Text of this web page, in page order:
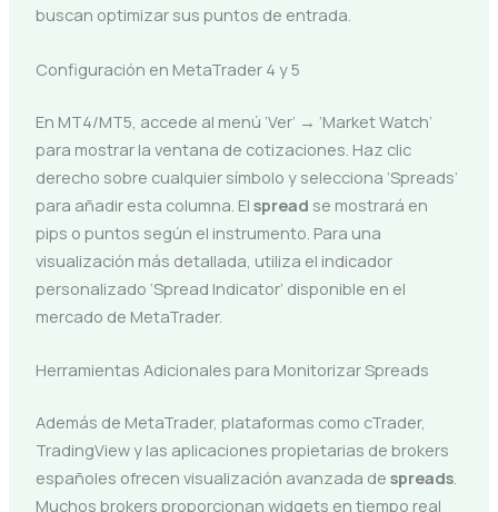
buscan optimizar sus puntos de entrada.
Configuración en MetaTrader 4 y 5
En MT4/MT5, accede al menú ‘Ver’ → ‘Market Watch’
para mostrar la ventana de cotizaciones. Haz clic
derecho sobre cualquier símbolo y selecciona ‘Spreads’
para añadir esta columna. El spread se mostrará en
pips o puntos según el instrumento. Para una
visualización más detallada, utiliza el indicador
personalizado ‘Spread Indicator’ disponible en el
mercado de MetaTrader.
Herramientas Adicionales para Monitorizar Spreads
Además de MetaTrader, plataformas como cTrader,
TradingView y las aplicaciones propietarias de brokers
españoles ofrecen visualización avanzada de spreads.
Muchos brokers proporcionan widgets en tiempo real